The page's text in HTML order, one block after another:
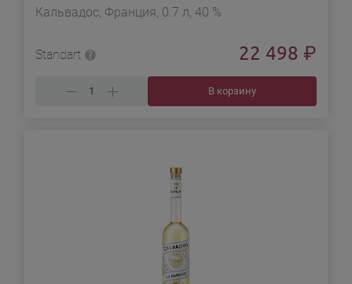
Кальвадос, Франция, 0.7 л, 40 %
Standart 22 498 ₽
В корзину